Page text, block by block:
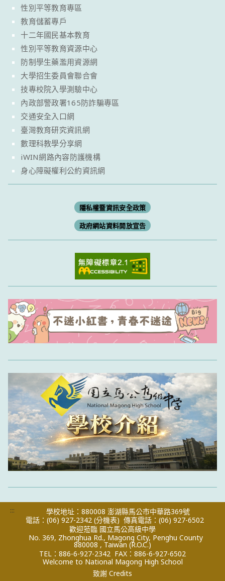
性別平等教育專區
教育儲蓄專戶
十二年國民基本教育
性別平等教育資源中心
防制學生藥濫用資源網
大學招生委員會聯合會
技專校院入學測驗中心
內政部警政署165防詐騙專區
交通安全入口網
臺灣教育研究資訊網
數理科教學分享網
iWIN網路內容防護機構
身心障礙權利公約資訊網
隱私權暨資訊安全政策
政府網站資料開放宣告
:::
學校地址：880008 澎湖縣馬公市中華路369號
電話：(06) 927-2342 (分機表) 傳真電話：(06) 927-6502
歡迎蒞臨 國立馬公高級中學
No. 369, Zhonghua Rd., Magong City, Penghu County
880008 , Taiwan (R.O.C.)
TEL：886-6-927-2342 FAX：886-6-927-6502
Welcome to National Magong High School
致謝 Credits